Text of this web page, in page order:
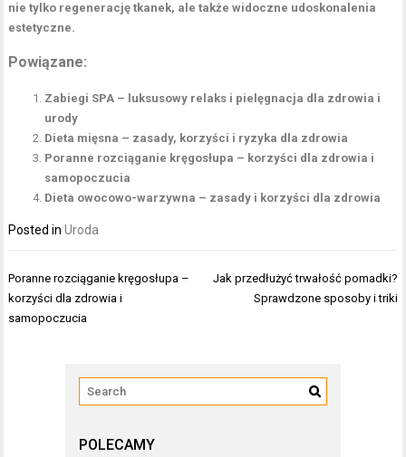
nie tylko regenerację tkanek, ale także widoczne udoskonalenia
estetyczne.
Powiązane:
Zabiegi SPA – luksusowy relaks i pielęgnacja dla zdrowia i
urody
Dieta mięsna – zasady, korzyści i ryzyka dla zdrowia
Poranne rozciąganie kręgosłupa – korzyści dla zdrowia i
samopoczucia
Dieta owocowo-warzywna – zasady i korzyści dla zdrowia
Posted inUroda
Nawigacja
wpisu
Poranne rozciąganie kręgosłupa –
korzyści dla zdrowia i
samopoczucia
Jak przedłużyć trwałość pomadki?
Sprawdzone sposoby i triki
POLECAMY